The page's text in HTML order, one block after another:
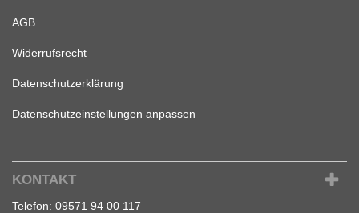
AGB
Widerrufsrecht
Datenschutzerklärung
Datenschutzeinstellungen anpassen
KONTAKT
Telefon: 09571 94 00 117